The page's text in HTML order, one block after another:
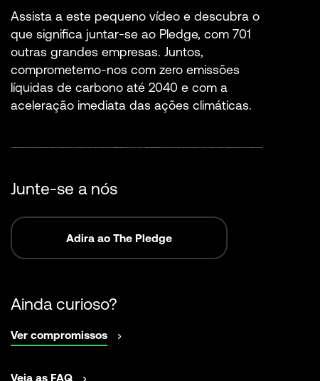
Assista a este pequeno vídeo e descubra o
que significa juntar-se ao Pledge, com 701
outras grandes empresas. Juntos,
comprometemo-nos com zero emissões
líquidas de carbono até 2040 e com a
aceleração imediata das ações climáticas.
Junte-se a nós
Adira ao The Pledge
Ainda curioso?
Ver compromissosabrir
numa
Veja as FAQabrir